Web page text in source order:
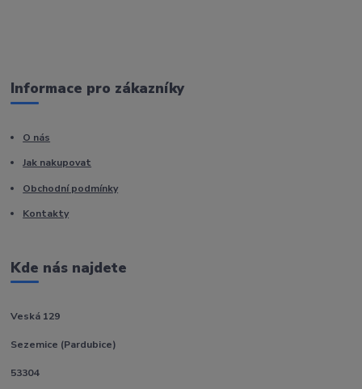
Informace pro zákazníky
O nás
Jak nakupovat
Obchodní podmínky
Kontakty
Kde nás najdete
Veská 129
Sezemice (Pardubice)
53304